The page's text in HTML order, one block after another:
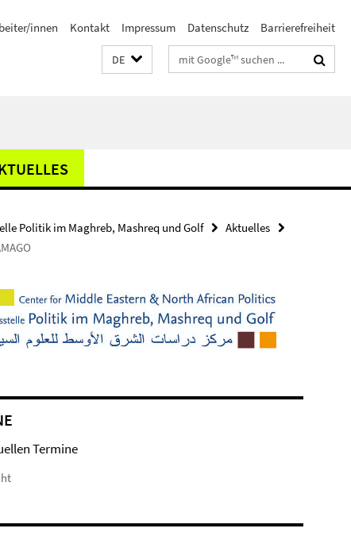
innen Kontakt Impressum Datenschutz Barrierefreiheit
DE Suchbegriffe
Politik im Maghreb, Mashreq und Golf
Aktuelles
Termine